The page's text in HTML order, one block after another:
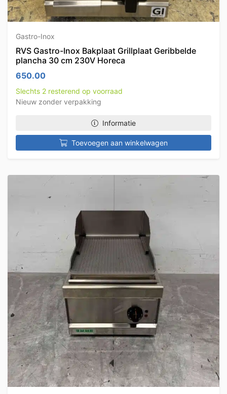
Gastro-Inox
RVS Gastro-Inox Bakplaat Grillplaat Geribbelde
plancha 30 cm 230V Horeca
650.00
Slechts 2 resterend op voorraad
Nieuw zonder verpakking
Informatie
Toevoegen aan winkelwagen